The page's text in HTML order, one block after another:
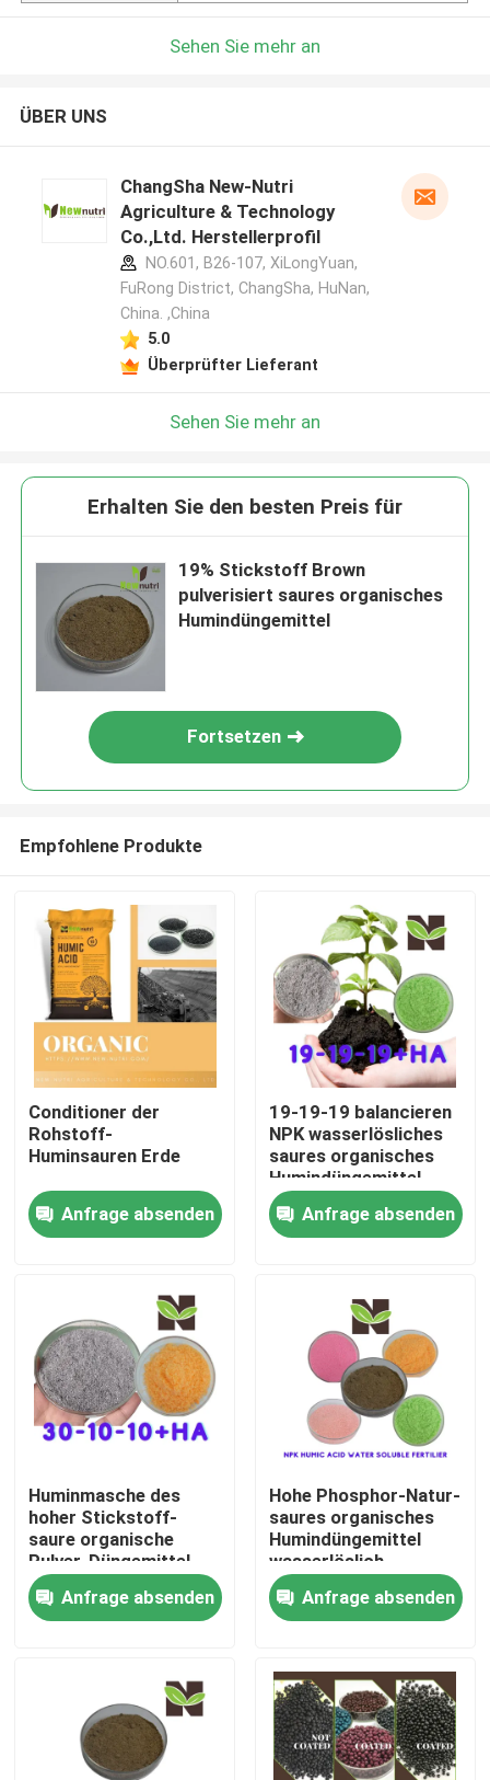
Nach Hause
Über uns
Produkte
Saures organisches Humindüngemittel
Aminosäure-organisches Düngemittel
Stickstoff-organisches Düngemittel
Meerespflanzen-Auszug-Pulver-Düngemittel
Saures Pulver Fulvic
Sehen Sie mehr an
ÜBER UNS
ChangSha New-Nutri
Agriculture & Technology
Co.,Ltd. Herstellerprofil
NO.601, B26-107, XiLongYuan,
FuRong District, ChangSha, HuNan,
China. ,China
5.0
Überprüfter Lieferant
Sehen Sie mehr an
Erhalten Sie den besten Preis für
19% Stickstoff Brown
pulverisiert saures organisches
Humindüngemittel
Fortsetzen
Empfohlene Produkte
Conditioner der
Rohstoff-
Huminsauren Erde
Anfrage absenden
19-19-19 balancieren
NPK wasserlösliches
saures organisches
Humindüngemittel
Anfrage absenden
Huminmasche des
hoher Stickstoff-
saure organische
Pulver-Düngemittel-
40-80
Anfrage absenden
Hohe Phosphor-Natur-
saures organisches
Humindüngemittel
wasserlöslich
Anfrage absenden